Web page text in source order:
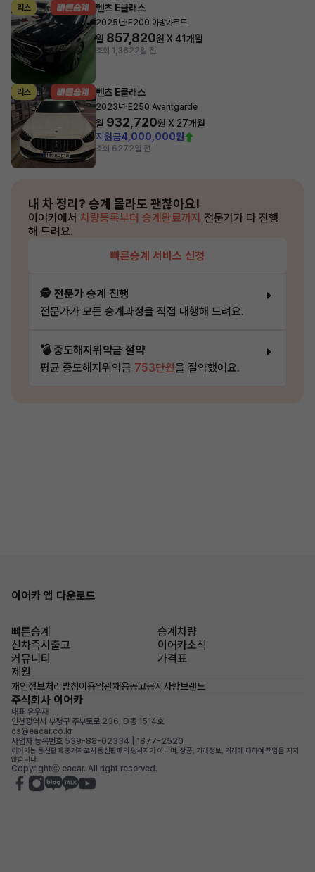
리스 벤츠 E클래스
2025년· E200 아방가르드
월 857,820원 X41개월
조회 1,3622일 전
리스 벤츠 E클래스
2023년· E250 Avantgarde
월 932,720원 X 27개월
지원금4,000,000원
조회 6272일 전
내 차 정리? 승계 몰라도 괜찮아요!
이어카에서 차량등록부터 승계완료까지 전문가가 다 진행
해 드려요.
빠른승계 서비스 신청
🕵️ 전문가 승계 진행
전문가가 모든 승계과정을 직접 대행해 드려요.
💣 중도해지위약금 절약
평균 중도해지위약금 753만원을 절약했어요.
이어카 앱 다운로드
빠른승계
승계차량
신차즉시출고
이어카소식
커뮤니티
가격표
제원
개인정보처리방침이용약관채용공고공지사항브랜드
주식회사 이어카
대표 유우재
인천광역시 부평구 주부토로 236, D동 1514호
cs@eacar.co.kr
사업자 등록번호 539-88-02334 | 1877-2520
이어카는 통신판매 중개자로서 통신판매의 당사자가 아니며, 상품, 거래정보, 거래에 대하여 책임을 지지
않습니다.
Copyrightⓒ eacar. All right reserved.